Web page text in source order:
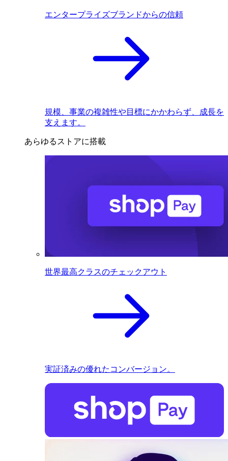
エンタープライズブランドからの信頼
規模、事業の複雑性や目標にかかわらず、成長を
支えます。
あらゆるストアに搭載
世界最高クラスのチェックアウト
実証済みの優れたコンバージョン。